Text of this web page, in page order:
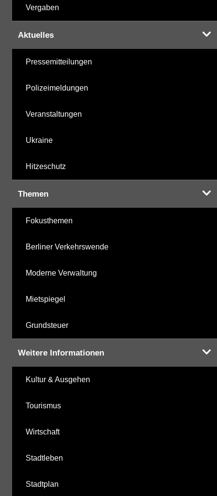
Vergaben
Aktuelles
Pressemitteilungen
Polizeimeldungen
Veranstaltungen
Ukraine
Hitzeschutz
Themen
Fokusthemen
Berliner Verkehrswende
Moderne Verwaltung
Mietspiegel
Grundsteuer
Weitere Informationen
Kultur & Ausgehen
Tourismus
Wirtschaft
Stadtleben
Stadtplan